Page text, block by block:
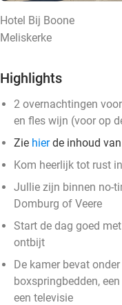
Hotel Bij Boone
Meliskerke
Highlights
2 overnachtingen
en fles wijn (voor op
Zie hierde inhoud
Kom heerlijk tot rust
Jullie zijn binnen no-
Domburg of Veere
Start de dag goed
ontbijt
De kamer bevat
boxspringbedden,
een televisie